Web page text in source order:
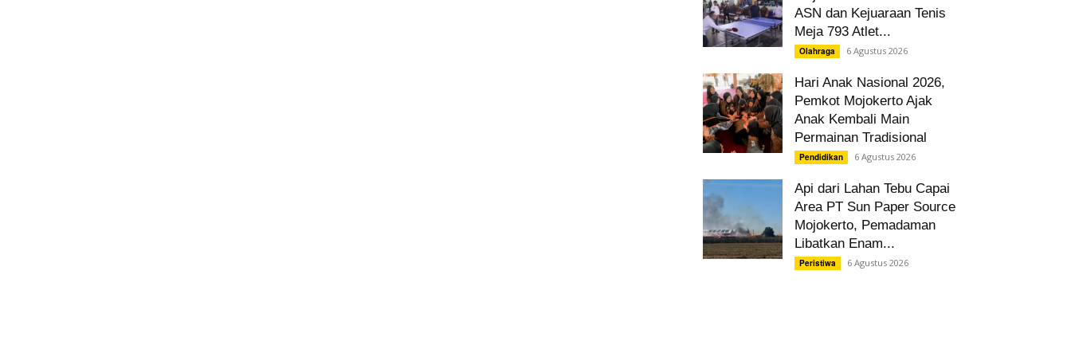
ASN dan Kejuaraan Tenis
Meja 793 Atlet...
Olahraga 6 Agustus 2026
Hari Anak Nasional 2026,
Pemkot Mojokerto Ajak
Anak Kembali Main
Permainan Tradisional
Pendidikan 6 Agustus 2026
Api dari Lahan Tebu Capai
Area PT Sun Paper Source
Mojokerto, Pemadaman
Libatkan Enam...
Peristiwa 6 Agustus 2026